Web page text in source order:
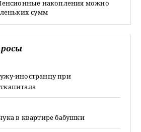
накопления можно
сумм
иностранцу при
в квартире бабушки